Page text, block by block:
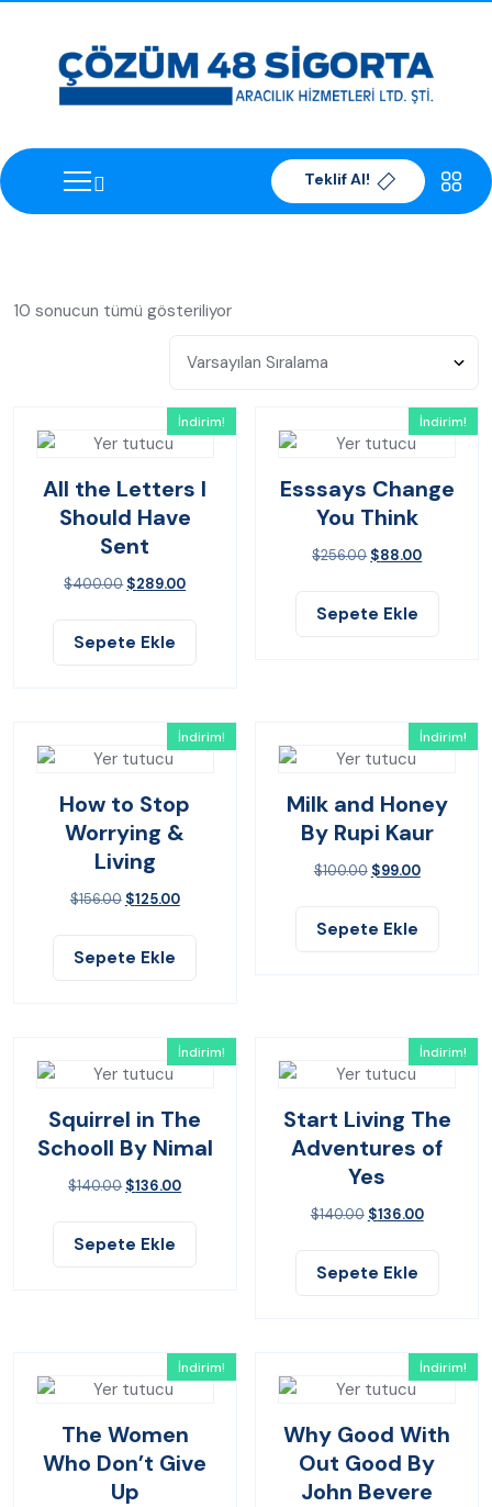
Teklif Al!
10 sonucun tümü gösteriliyor
İndirim!
All the Letters I
Should Have
Sent
$400.00 $289.00
Sepete Ekle
İndirim!
Esssays Change
You Think
$256.00 $88.00
Sepete Ekle
İndirim!
How to Stop
Worrying &
Living
$156.00 $125.00
Sepete Ekle
İndirim!
Milk and Honey
By Rupi Kaur
$100.00 $99.00
Sepete Ekle
İndirim!
Squirrel in The
Schooll By Nimal
$140.00 $136.00
Sepete Ekle
İndirim!
Start Living The
Adventures of
Yes
$140.00 $136.00
Sepete Ekle
İndirim!
The Women
Who Don’t Give
Up
İndirim!
Why Good With
Out Good By
John Bevere